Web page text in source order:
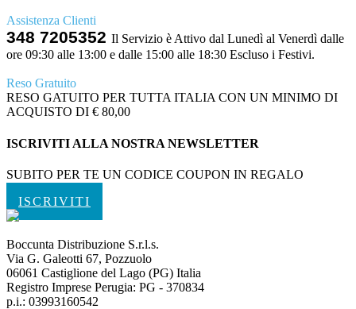
Assistenza Clienti
348 7205352 Il Servizio è Attivo dal Lunedì al Venerdì dalle
ore 09:30 alle 13:00 e dalle 15:00 alle 18:30 Escluso i Festivi.
Reso Gratuito
RESO GATUITO PER TUTTA ITALIA CON UN MINIMO DI
ACQUISTO DI € 80,00
ISCRIVITI ALLA NOSTRA NEWSLETTER
SUBITO PER TE UN CODICE COUPON IN REGALO
ISCRIVITI
Boccunta Distribuzione S.r.l.s.
Via G. Galeotti 67, Pozzuolo
06061 Castiglione del Lago (PG) Italia
Registro Imprese Perugia: PG - 370834
p.i.: 03993160542